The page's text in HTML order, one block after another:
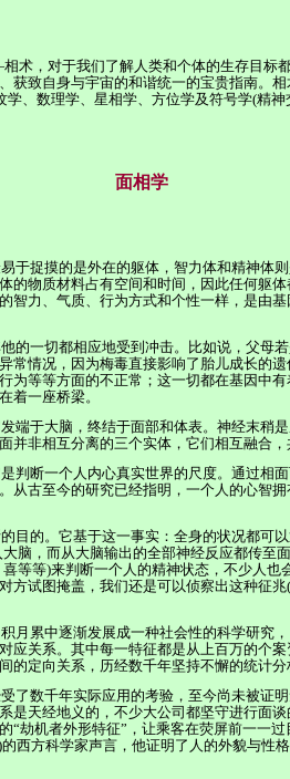
术，对于我们了解人类和个体的生存目标
获致自身与宇宙的和谐统一的宝贵指南。
学、数理学、星相学、方位学及符号学(精神
面相学
于捉摸的是外在的躯体，智力体和精神体
的物质材料占有空间和时间，因此任何躯
智力、气质、行为方式和个性一样，是由
的一切都相应地受到冲击。比如说，父母
常情况，因为梅毒直接影响了胎儿成长的
为等等方面的不正常；这一切都在基因中
着一座桥梁。
端于大脑，终结于面部和体表。神经末稍
并非相互分离的三个实体，它们相互融合
判断一个人内心真实世界的尺度。通过相
从古至今的研究已经指明，一个人的心智
目的。它基于这一事实：全身的状况都可
脑，而从大脑输出的全部神经反应都传至
喜等等)来判断一个人的精神状态，不少人也
方试图掩盖，我们还是可以侦察出这种征兆(
月累中逐渐发展成一种社会性的科学研究
应关系。其中每一特征都是从上百万的个
的定向关系，历经数千年坚持不懈的统计
了数千年实际应用的考验，至今尚未被证
是天经地义的，不少大公司都坚守进行面
“劫机者外形特征”，让乘客在荧屏前一一
的西方科学家声言，他证明了人的外貌与性